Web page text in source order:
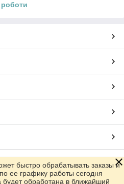
роботи
Prom.ua
быстро обрабатывать заказы и
ее графику работы сегодня
обработана в ближайший